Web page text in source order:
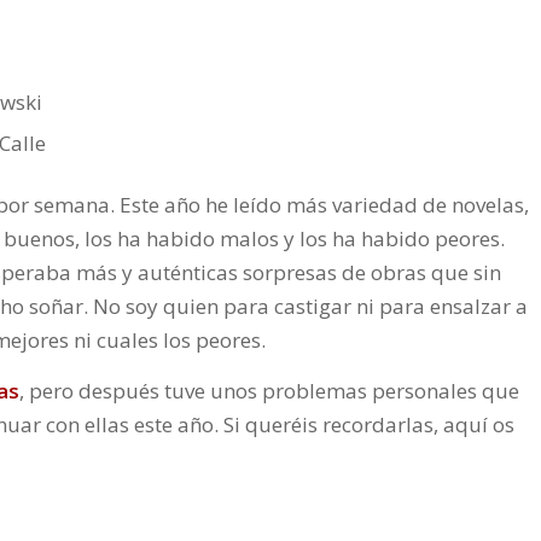
semana. Este año he leído más variedad de novelas,
los ha habido malos y los ha habido peores.
más y auténticas sorpresas de obras que sin
soñar. No soy quien para castigar ni para ensalzar a
ni cuales los peores.
, pero después tuve unos problemas personales que
con ellas este año. Si queréis recordarlas, aquí os